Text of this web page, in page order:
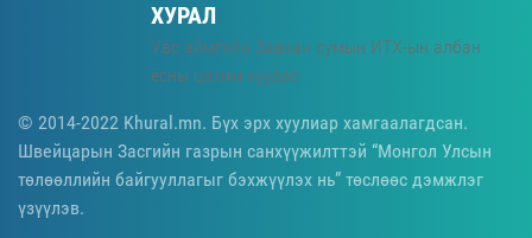
ХУРАЛ
Увс аймгийн Завхан сумын ИТХ-ын албан
ёсны цахим хуудас
© 2014-2022 Khural.mn. Бүх эрх хуулиар хамгаалагдсан.
Швейцарын Засгийн газрын санхүүжилттэй “Монгол Улсын
төлөөллийн байгууллагыг бэхжүүлэх нь” төслөөс дэмжлэг
үзүүлэв.